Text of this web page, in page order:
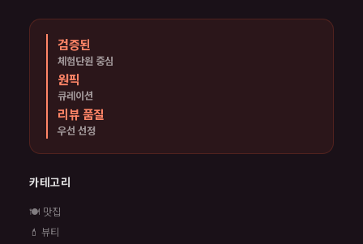
검증된
체험단원 중심
원픽
큐레이션
리뷰 품질
우선 선정
카테고리
🍽️ 맛집
💄 뷰티